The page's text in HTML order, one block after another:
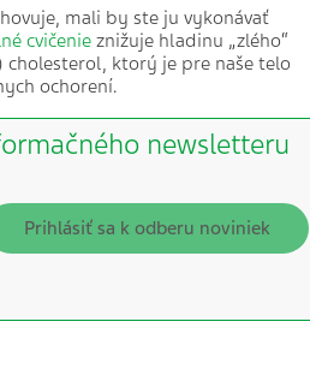
mali by ste ju vykonávať
cvičenieznižuje hladinu „zlého“
cholesterol, ktorý je pre naše telo
ochorení.
newsletteru
Prihlásiť sa k odberu noviniek